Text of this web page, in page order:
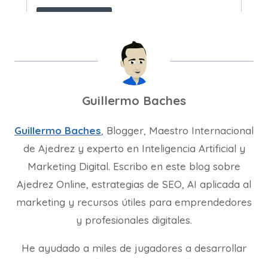
Guillermo Baches
Guillermo Baches, Blogger, Maestro Internacional
de Ajedrez y experto en Inteligencia Artificial y
Marketing Digital. Escribo en este blog sobre
Ajedrez Online, estrategias de SEO, AI aplicada al
marketing y recursos útiles para emprendedores
y profesionales digitales.
He ayudado a miles de jugadores a desarrollar